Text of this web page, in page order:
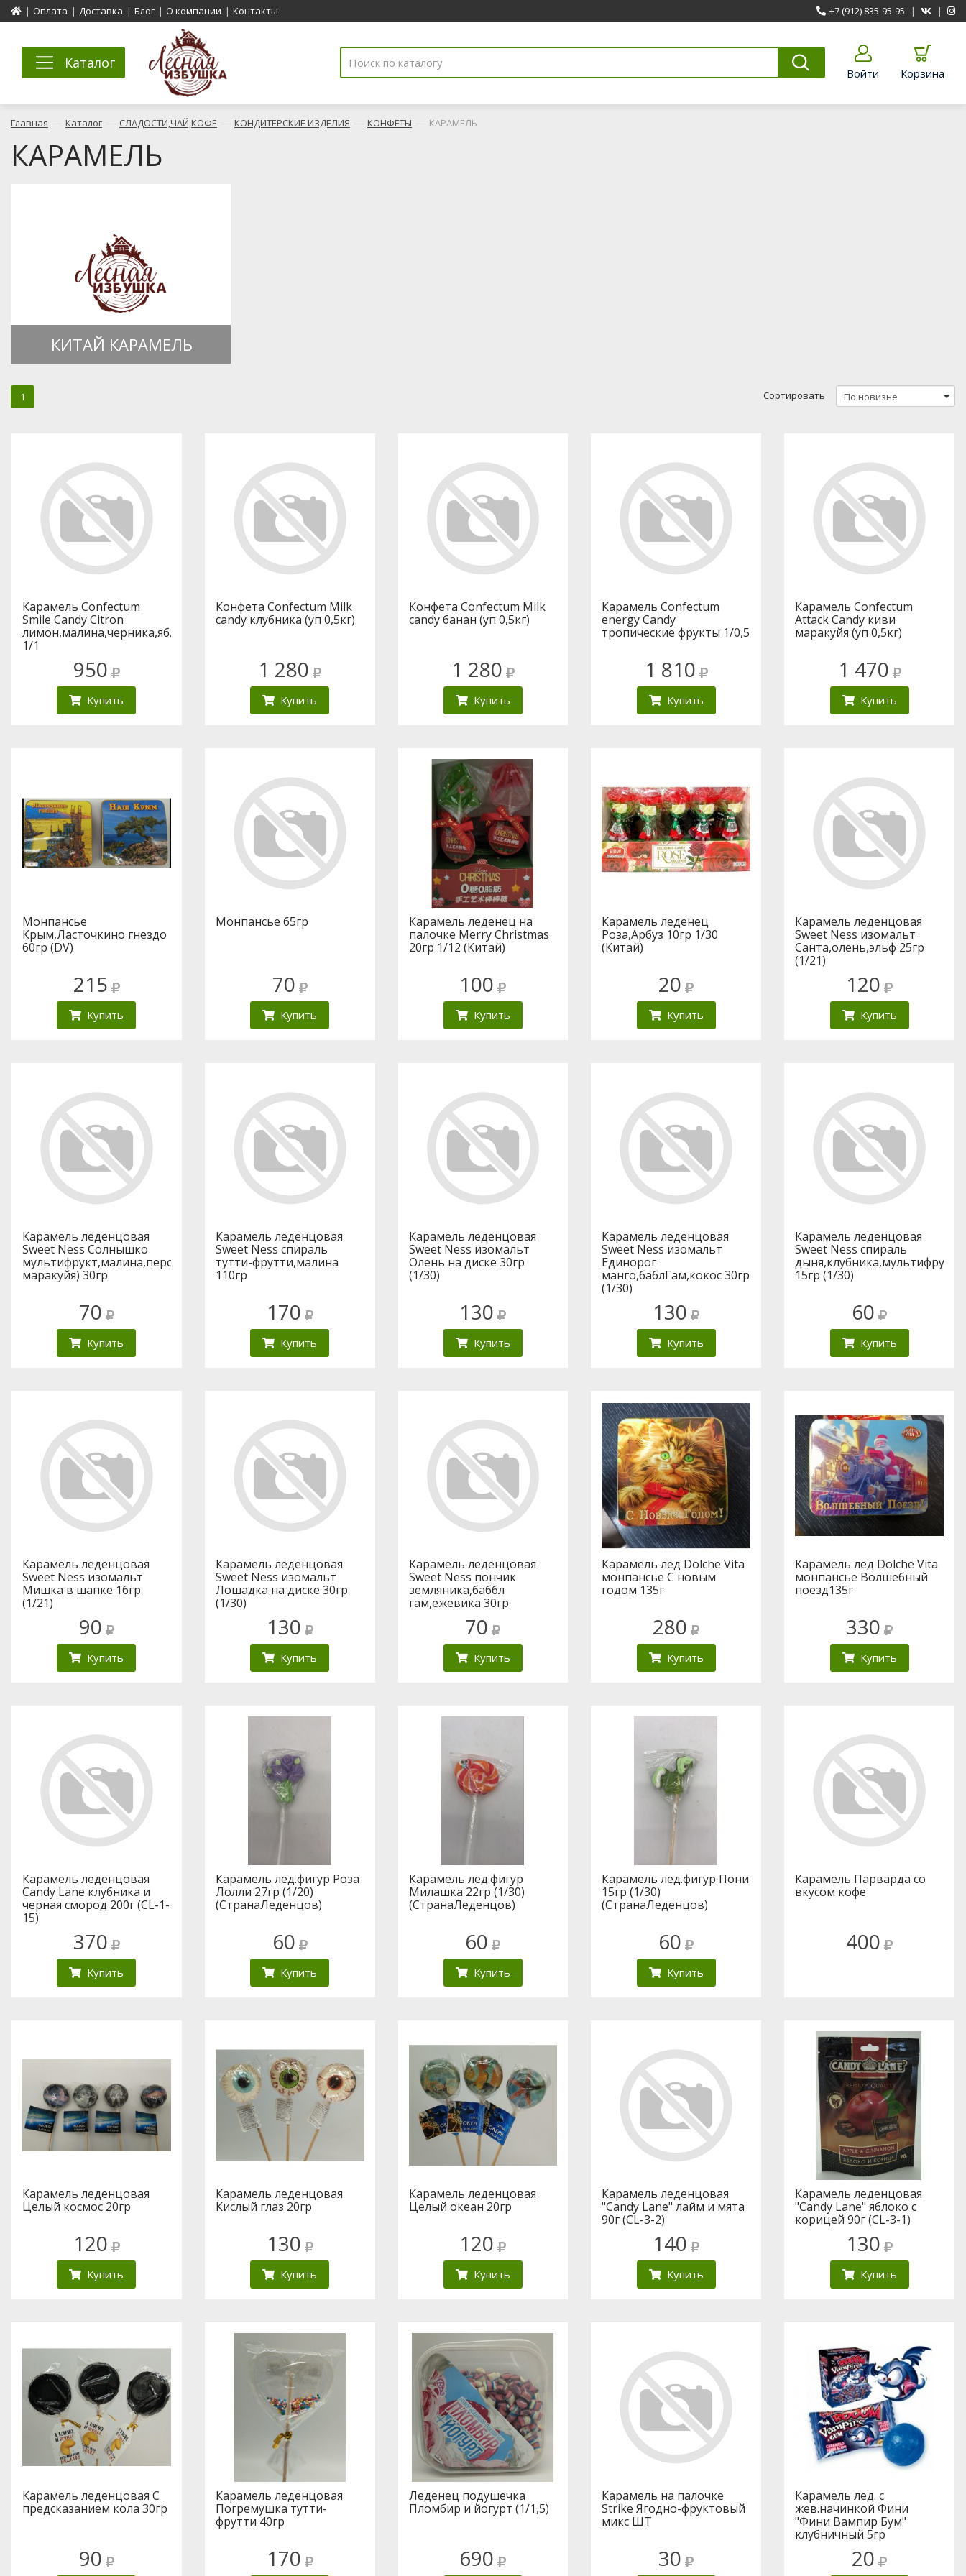
| Оплата | Доставка | Блог | О компании | Контакты +7 (912) 835-95-95 | |
Каталог
Войти Корзина
Главная — Каталог — СЛАДОСТИ,ЧАЙ,КОФЕ — КОНДИТЕРСКИЕ ИЗДЕЛИЯ — КОНФЕТЫ — КАРАМЕЛЬ
КАРАМЕЛЬ
КИТАЙ КАРАМЕЛЬ
1 Сортировать
Карамель Confectum
Smile Candy Citron
лимон,малина,черника,яблоко,малина
1/1
950
Купить
Конфета Confectum Milk
candy клубника (уп 0,5кг)
1 280
Купить
Конфета Confectum Milk
candy банан (уп 0,5кг)
1 280
Купить
Карамель Confectum
energy Candy
тропические фрукты 1/0,5
1 810
Купить
Карамель Confectum
Attack Candy киви
маракуйя (уп 0,5кг)
1 470
Купить
Монпансье
Крым,Ласточкино гнездо
60гр (DV)
215
Купить
Монпансье 65гр
70
Купить
Карамель леденец на
палочке Merry Christmas
20гр 1/12 (Китай)
100
Купить
Карамель леденец
Роза,Арбуз 10гр 1/30
(Китай)
20
Купить
Карамель леденцовая
Sweet Ness изомальт
Санта,олень,эльф 25гр
(1/21)
120
Купить
Карамель леденцовая
Sweet Ness Солнышко
мультифрукт,малина,персик-
маракуйя) 30гр
70
Купить
Карамель леденцовая
Sweet Ness спираль
тутти-фрутти,малина
110гр
170
Купить
Карамель леденцовая
Sweet Ness изомальт
Олень на диске 30гр
(1/30)
130
Купить
Карамель леденцовая
Sweet Ness изомальт
Единорог
манго,баблГам,кокос 30гр
(1/30)
130
Купить
Карамель леденцовая
Sweet Ness спираль
15гр (1/30)
60
Купить
Карамель леденцовая
Sweet Ness изомальт
Мишка в шапке 16гр
(1/21)
90
Купить
Карамель леденцовая
Sweet Ness изомальт
Лошадка на диске 30гр
(1/30)
130
Купить
Карамель леденцовая
Sweet Ness пончик
земляника,баббл
гам,ежевика 30гр
70
Купить
Карамель лед Dolche Vita
монпансье С новым
годом 135г
280
Купить
Карамель лед Dolche Vita
монпансье Волшебный
поезд135г
330
Купить
Карамель леденцовая
Candy Lane клубника и
черная смород 200г (CL-1-
15)
370
Купить
Карамель лед.фигур Роза
Лолли 27гр (1/20)
(СтранаЛеденцов)
60
Купить
Карамель лед.фигур
Милашка 22гр (1/30)
(СтранаЛеденцов)
60
Купить
Карамель лед.фигур Пони
15гр (1/30)
(СтранаЛеденцов)
60
Купить
Карамель Парварда со
вкусом кофе
400
Карамель леденцовая
Целый космос 20гр
120
Купить
Карамель леденцовая
Кислый глаз 20гр
130
Купить
Карамель леденцовая
Целый океан 20гр
120
Купить
Карамель леденцовая
"Candy Lane" лайм и мята
90г (CL-3-2)
140
Купить
Карамель леденцовая
"Candy Lane" яблоко с
корицей 90г (CL-3-1)
130
Купить
Карамель леденцовая С
предсказанием кола 30гр
90
Карамель леденцовая
Погремушка тутти-
фрутти 40гр
170
Леденец подушечка
Пломбир и йогурт (1/1,5)
690
Карамель на палочке
Strike Ягодно-фруктовый
микс ШТ
30
Карамель лед. с
жев.начинкой Фини
"Фини Вампир Бум"
клубничный 5гр
20